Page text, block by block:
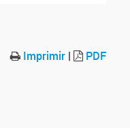
Imprimir | PDF